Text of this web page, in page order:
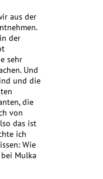
aus der
der
sehr
Und
und die
die
von
das ist
ich
Wie
Mulka